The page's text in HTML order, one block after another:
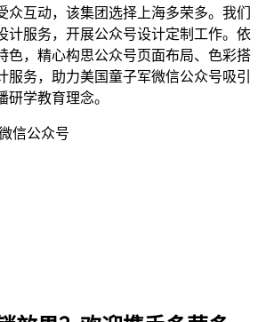
众互动，该集团选择上海多荣多。我们
计服务，开展公众号设计定制工作。依
色，精心构思公众号页面布局、色彩搭
服务，助力美国童子军微信公众号吸引
研学教育理念。
信公众号